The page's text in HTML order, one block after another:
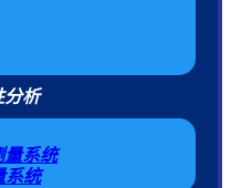
分析
量系统
系统